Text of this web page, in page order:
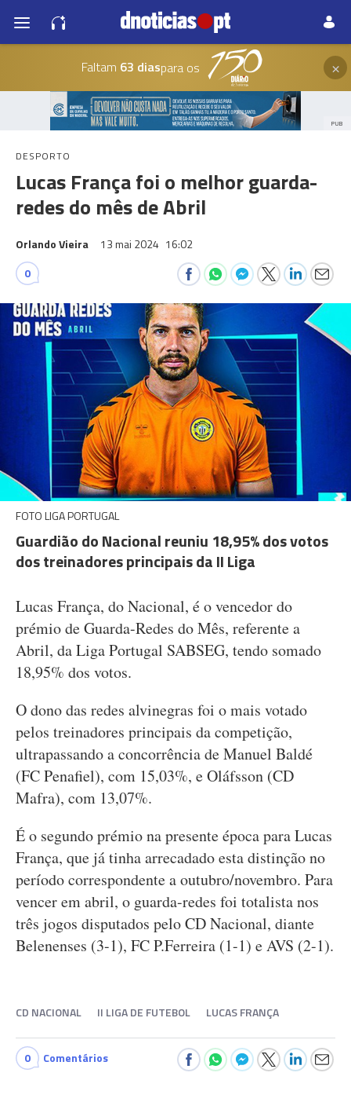
Faltam 63 diaspara os ×
PUB
DESPORTO
Lucas França foi o melhor guarda-
redes do mês de Abril
Orlando Vieira 13 mai 2024 16:02
0
FOTO LIGA PORTUGAL
Guardião do Nacional reuniu 18,95% dos votos
dos treinadores principais da II Liga
Lucas França, do Nacional, é o vencedor do
prémio de Guarda-Redes do Mês, referente a
Abril, da Liga Portugal SABSEG, tendo somado
18,95% dos votos.
O dono das redes alvinegras foi o mais votado
pelos treinadores principais da competição,
ultrapassando a concorrência de Manuel Baldé
(FC Penafiel), com 15,03%, e Oláfsson (CD
Mafra), com 13,07%.
É o segundo prémio na presente época para Lucas
França, que já tinha arrecadado esta distinção no
período correspondente a outubro/novembro. Para
vencer em abril, o guarda-redes foi totalista nos
três jogos disputados pelo CD Nacional, diante
Belenenses (3-1), FC P.Ferreira (1-1) e AVS (2-1).
CD NACIONAL II LIGA DE FUTEBOL LUCAS FRANÇA
0 Comentários